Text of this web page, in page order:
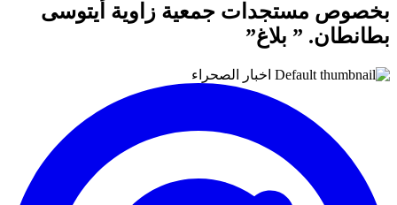
بخصوص مستجدات جمعية زاوية أيتوسى
بطانطان. ” بلاغ”
اخبار الصحراء